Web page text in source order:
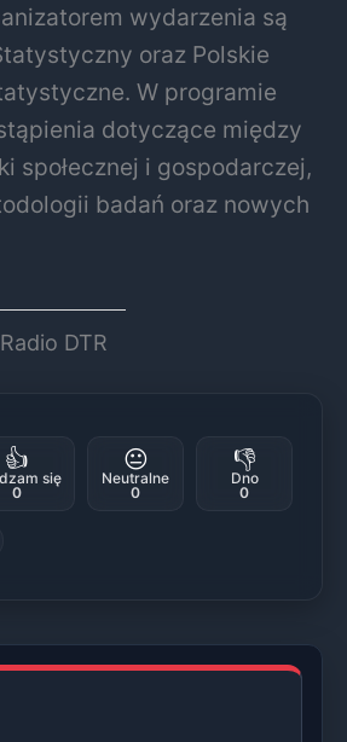
wydarzenia są
oraz Polskie
W programie
dotyczące między
społecznej i gospodarczej,
badań oraz nowych
DTR
👍
się
0
😐
Neutralne
0
👎
Dno
0